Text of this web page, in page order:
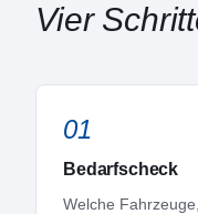
Vier
01
Bedarfscheck
Welche